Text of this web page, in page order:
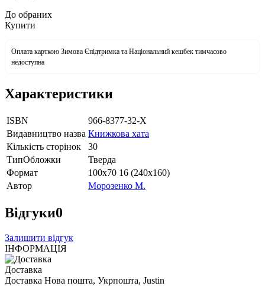
До обраних
Купити
Оплата карткою Зимова Єпідтримка та Національний кешбек тимчасово
недоступна
Характеристики
ISBN
966-8377-32-Х
Видавництво назва Книжкова хата
Кількість сторінок
30
ТипОбложки
Тверда
Формат
100х70 16 (240х160)
Автор
Морозенко М.
Відгуки0
Залишити відгук
ІНФОРМАЦІЯ
Доставка
Доставка Нова пошта, Укрпошта, Justin